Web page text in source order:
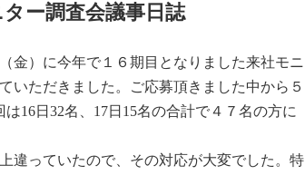
ー調査会議事日誌
金）に今年で１６期目となりました来社モニ
いただきました。ご応募頂きました中から５
16日32名、17日15名の合計で４７名の方に
違っていたので、その対応が大変でした。特